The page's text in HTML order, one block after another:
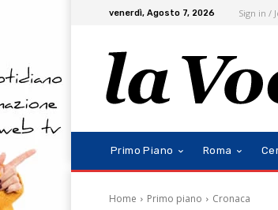
venerdì, Agosto 7, 2026 Sign in /
Primo Piano Roma
Home Primo piano Cronaca